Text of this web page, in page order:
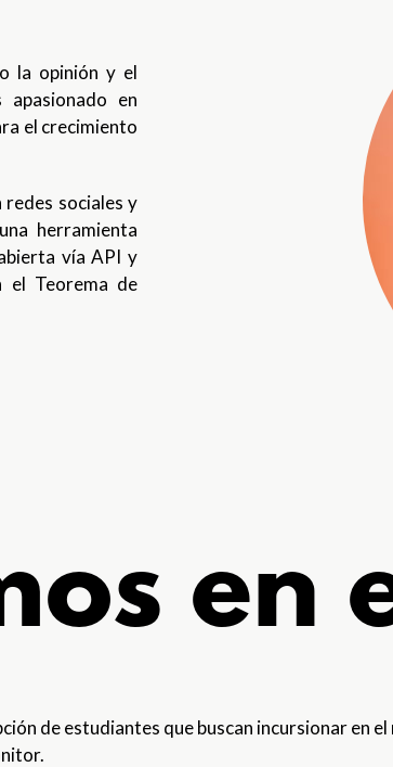
la opinión y el
en
el crecimiento
sociales y
herramienta
vía API y
el Teorema de
en
de estudiantes que buscan incursionar en